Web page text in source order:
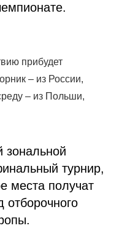
прибудет
– из России,
– из Польши,
зональной
турнир,
места получат
отборочного